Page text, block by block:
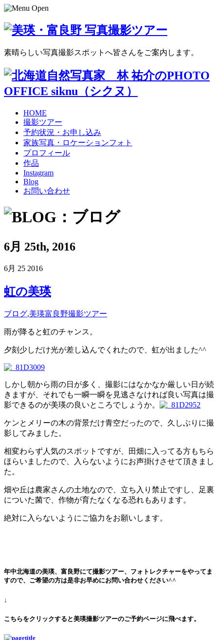
素晴らしい写真撮影スポットへ皆さんをご案内します。
HOME
撮影ツアー
予約状況・お申し込み
家族写真・ロケーションフォト
プロフィール
作品
Instagram
Blog
お問い合わせ
6月 25th, 2016
6月 25 2016
虹の美瑛
ブログ,美瑛富良野撮影ツアー
雨が降ると虹のチャンス。
夕刻少しだけ光が差し込んでくれたので、虹が出ました^^
しかし朝から雨の日が多く、撮影にはなかなか厳しい日が続
きますが、それでも一瞬一瞬を見逃さなければ良い写真は撮
影できるのが美瑛の良いところでしょうか。
ケンとメリーの木の背景だけ青空だったので、久しぶりに撮
影してみました。
相変わらず人気のスポットですが、田畑に入ってる方もちら
ほらいましたので、入らないようにお声掛けさせて頂きまし
た。
畑や丘は農家さんの土地なので、立ち入り禁止ですし、足裏
についた菌で、作物が育たなくなる恐れもあります。
絶対に入らないようにご協力をお願いします。
年中北海道の美瑛、富良野にて撮影ツアー、フォトレクチャーをやってま
すので、ご希望の方は是非お早めにお問い合わせください^^
↓
こちらをクリックすると美瑛撮影ツアーのご予約ページに飛べます。